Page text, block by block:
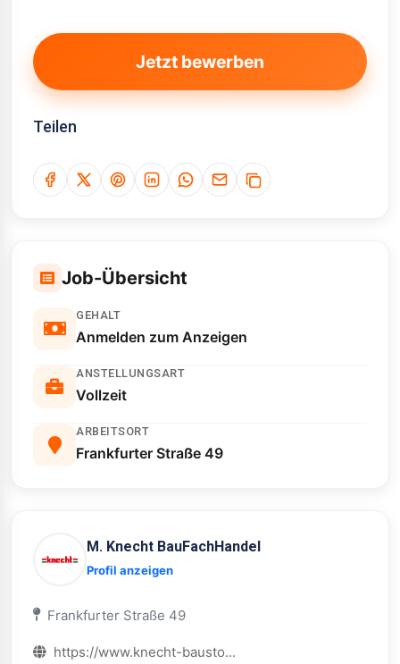
Jetzt bewerben
Teilen
Job-Übersicht
GEHALT
Anmelden zum Anzeigen
ANSTELLUNGSART
Vollzeit
ARBEITSORT
Frankfurter Straße 49
M. Knecht BauFachHandel
Profil anzeigen
Frankfurter Straße 49
https://www.knecht-bausto...